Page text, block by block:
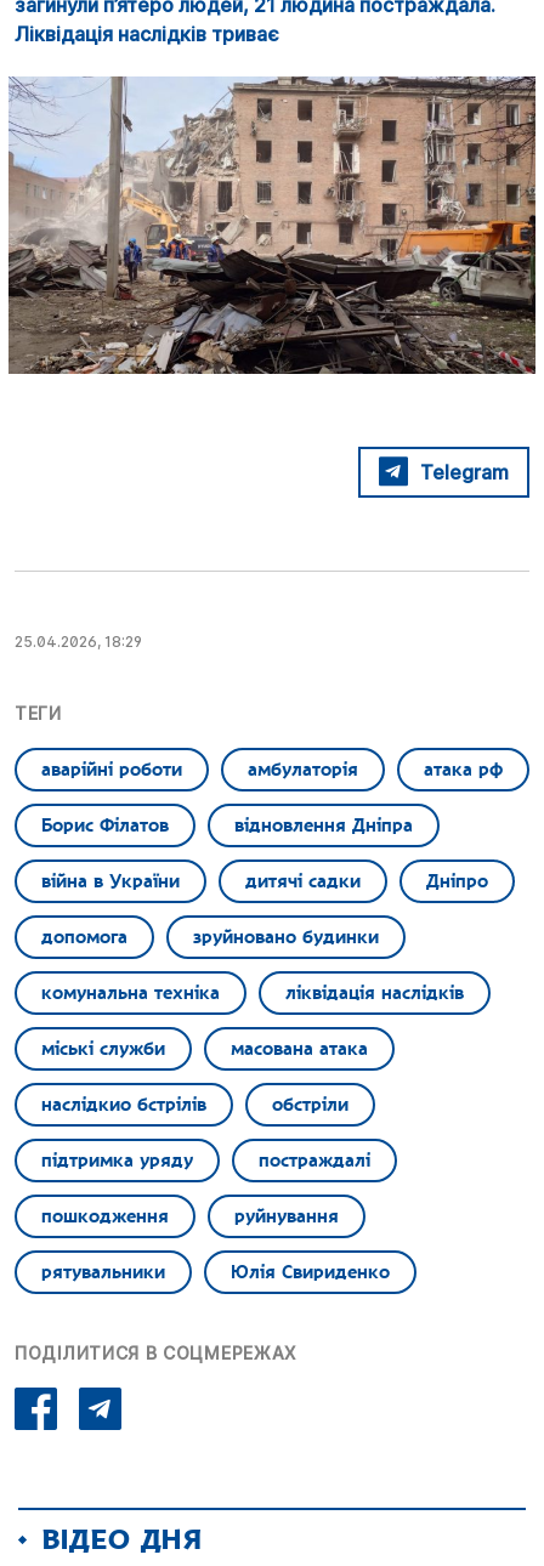
загинули п’ятеро людей, 21 людина постраждала.
Ліквідація наслідків триває
Telegram
25.04.2026, 18:29
ТЕГИ
аварійні роботи амбулаторія атака рф
Борис Філатов відновлення Дніпра
війна в України дитячі садки Дніпро
допомога зруйновано будинки
комунальна техніка ліквідація наслідків
міські служби масована атака
наслідкио бстрілів обстріли
підтримка уряду постраждалі
пошкодження руйнування
рятувальники Юлія Свириденко
ПОДІЛИТИСЯ В СОЦМЕРЕЖАХ
ВІДЕО ДНЯ